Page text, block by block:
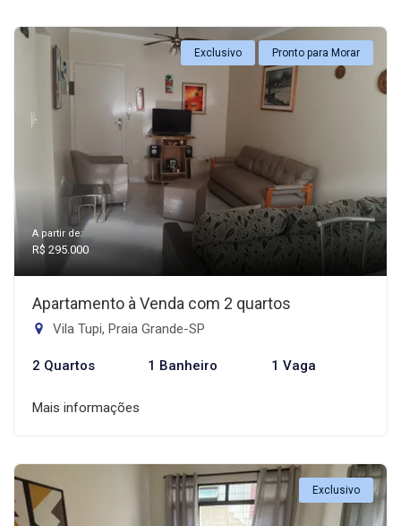
Exclusivo Pronto para Morar
A partir de:
R$ 295.000
Apartamento à Venda com 2 quartos
Vila Tupi, Praia Grande-SP
2 Quartos 1 Banheiro 1 Vaga
Mais informações
Exclusivo